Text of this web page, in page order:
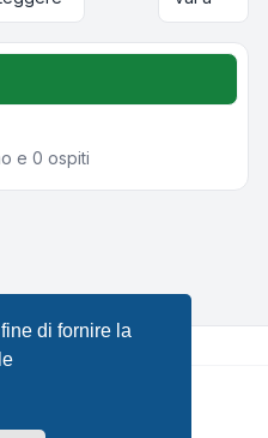
di fornire la
e 0 ospiti
© phpBB Limited •